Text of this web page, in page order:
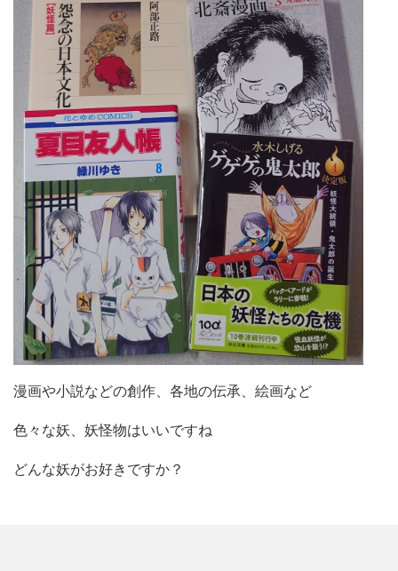
漫画や小説などの創作、各地の伝承、絵画など
色々な妖、妖怪物はいいですね
どんな妖がお好きですか？